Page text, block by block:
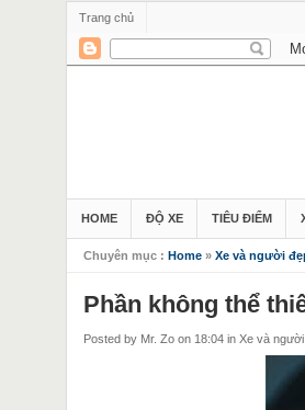
Trang chủ
HOME ĐỘ XE TIÊU ĐIỂM
Chuyên mục : Home» Xe và người
Phần không thể
Posted by Mr. Zo on 18:04 in Xe và